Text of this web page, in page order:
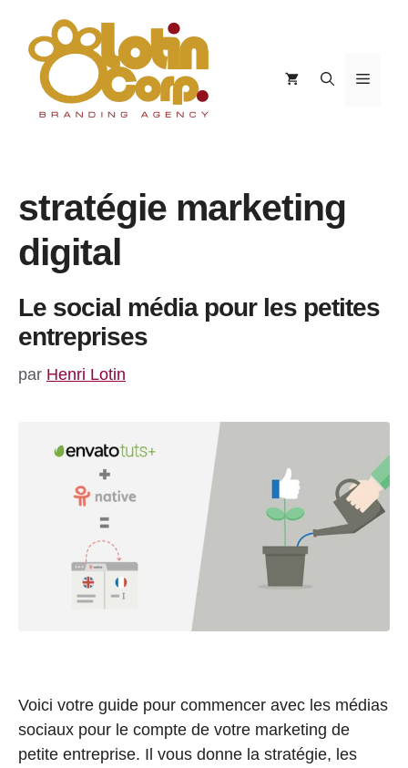
contenu
Menu
stratégie marketing
digital
Le social média pour les petites
entreprises
par Henri Lotin
Voici votre guide pour commencer avec les médias
sociaux pour le compte de votre marketing de
petite entreprise. Il vous donne la stratégie, les